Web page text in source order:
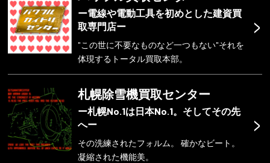
>
ー電線や電動工具を初めとした建資買
取専門店ー
"この世に不要なものなど一つもない"それを
体現するトータル買取本部。
>
札幌除雪機買取センター
ー札幌No.1は日本No.1。そしてその先
へー
その洗練されたフォルム。 確かなビート。
凝縮された機能美。